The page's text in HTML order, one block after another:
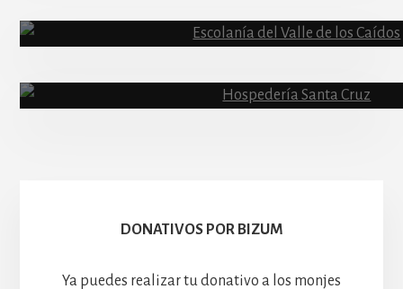
Hospedería
DONATIVOS POR BIZUM
Ya puedes realizar tu donativo a los monjes